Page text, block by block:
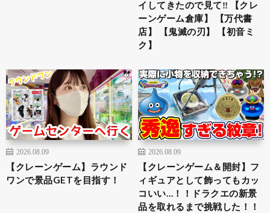
イしてきたので見て‼︎ 【クレ
ーンゲーム倉庫】 【万代書
店】 【鬼滅の刃】 【初音ミ
ク】
2026.08.09
【クレーンゲーム】ラウンド
ワンで景品GETを目指す！
2026.08.09
【クレーンゲーム＆開封】フ
ィギュアとして飾ってもカッ
コいい…！！ドラクエの新景
品を取れるまで挑戦した！！